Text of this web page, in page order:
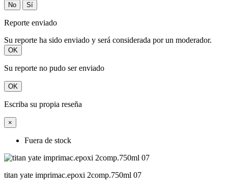
No Sí
Reporte enviado
Su reporte ha sido enviado y será considerada por un moderador.
OK
Su reporte no pudo ser enviado
OK
Escriba su propia reseña
×
Fuera de stock
titan yate imprimac.epoxi 2comp.750ml 07